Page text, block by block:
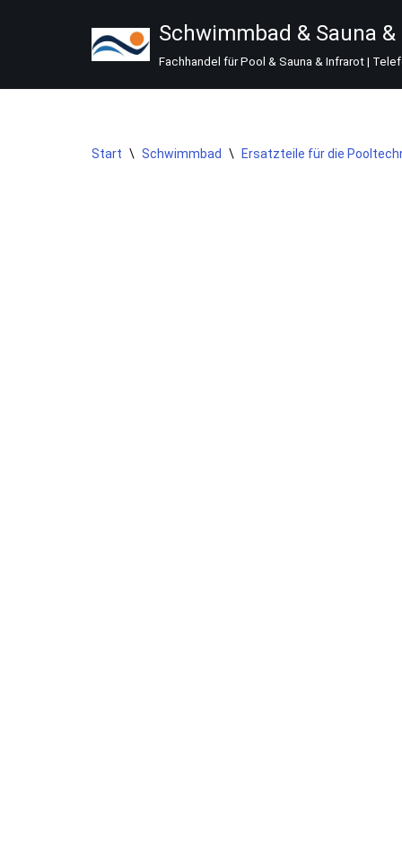
springen
Schwimmbad & Sauna
Fachhandel für Pool & Sauna & Infrarot |
Start \ Schwimmbad \ Ersatzteile für die